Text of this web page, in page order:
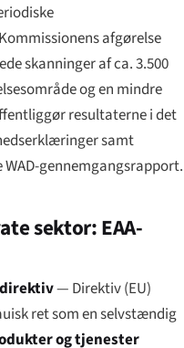
afgørelse
skanninger af ca. 3.500
og en mindre
resultaterne i det
samt
gennemgangsrapport.
sektor: EAA-
— Direktiv (EU)
ret som en selvstændig
og tjenester